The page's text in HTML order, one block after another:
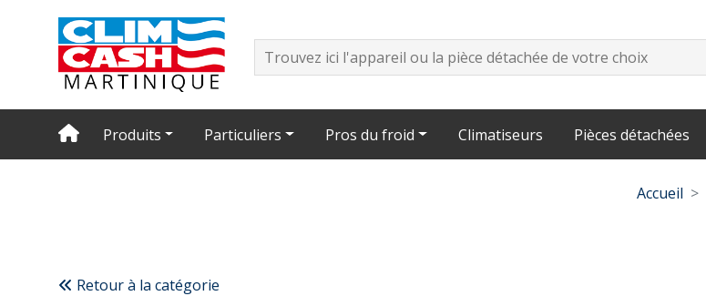
Produits Particuliers Pros du froid Climatiseurs Pièces détachées
Accueil
Retour à la catégorie